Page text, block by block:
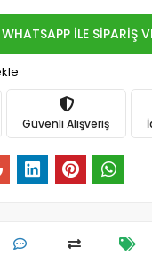
WHATSAPP İLE SİPARİŞ
Güvenli Alışveriş